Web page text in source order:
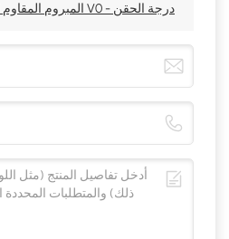
نايلون PA6 المبروم المقاوم للهب V0 - درجة الحقن